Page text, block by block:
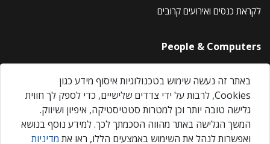
לקראת כנסים ואירועים קרובים
People & Computers
About Us
Privacy Policy
Contact Us
Our Events
באתר זה נעשה שימוש בטכנולוגיות איסוף מידע כגון
Cookies, לרבות על ידי צדדים שלישיים, כדי לספק לך חווית
גלישה טובה יותר וכן למטרות סטטיסטיקה, איפיון ושיווק.
המשך הגלישה באתר מהווה הסכמתך לכך. למידע נוסף בנושא
ואפשרות לנהל את השימוש באמצעים הללו, ראו את מדיניות